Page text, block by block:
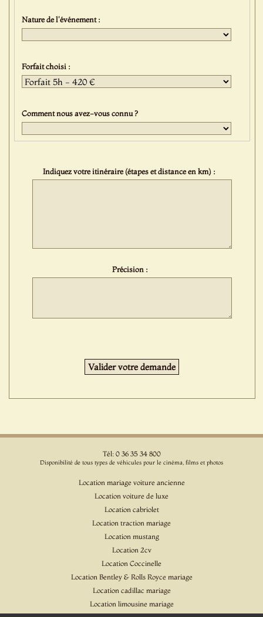
Nature de l'événement :
Forfait choisi :
Comment nous avez-vous connu ?
Indiquez votre itinéraire (étapes et distance en km) :
Précision :
Tél: 0 36 35 34 800
Disponibilité de tous types de véhicules pour le cinéma, films et photos
Location mariage voiture ancienne
Location voiture de luxe
Location cabriolet
Location traction mariage
Location mustang
Location 2cv
Location Coccinelle
Location Bentley & Rolls Royce mariage
Location cadillac mariage
Location limousine mariage